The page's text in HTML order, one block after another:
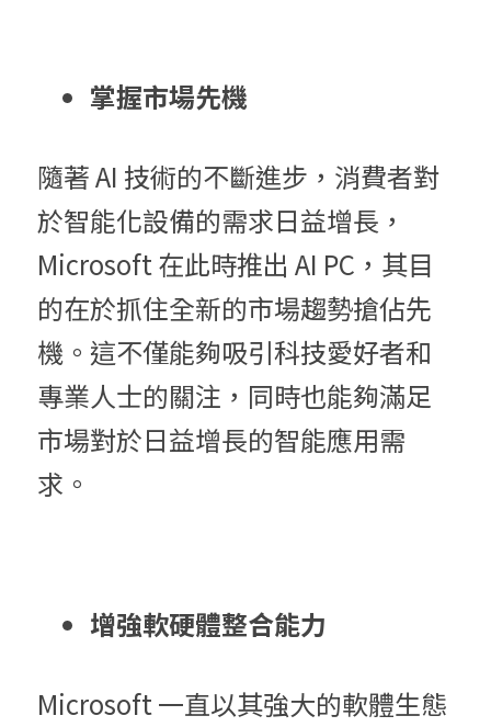
掌握市場先機
隨著 AI 技術的不斷進步，消費者對
於智能化設備的需求日益增長，
Microsoft 在此時推出 AI PC，其目
的在於抓住全新的市場趨勢搶佔先
機。這不僅能夠吸引科技愛好者和
專業人士的關注，同時也能夠滿足
市場對於日益增長的智能應用需
求。
增強軟硬體整合能力
Microsoft 一直以其強大的軟體生態